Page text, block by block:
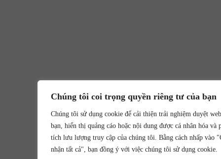
Chúng tôi coi trọng quyền riêng tư của bạn
Chúng tôi sử dụng cookie để cải thiện trải nghiệm duyệt
bạn, hiển thị quảng cáo hoặc nội dung được cá nhân hóa và
tích lưu lượng truy cập của chúng tôi. Bằng cách nhấp vào
nhận tất cả", bạn đồng ý với việc chúng tôi sử dụng cookie.